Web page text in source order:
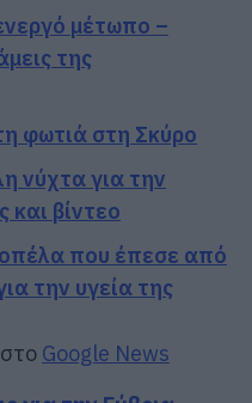
μέτωπο –
της
φωτιά στη Σκύρο
νύχτα για την
και βίντεο
που έπεσε από
την υγεία της
Google News